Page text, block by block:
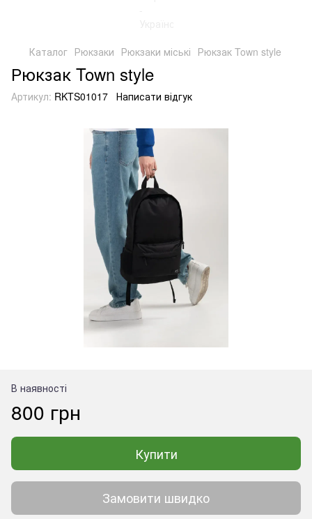
Каталог Рюкзаки Рюкзаки міські Рюкзак Town style
Рюкзак Town style
Артикул: RKTS01017 Написати відгук
В наявності
800 грн
Купити
Замовити швидко